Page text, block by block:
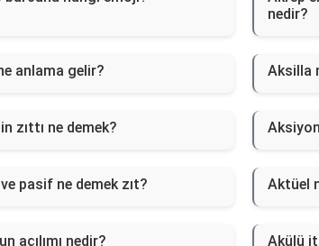
nedir?
anlama gelir? Aksilla
zıttı ne demek?
pasif ne demek zıt? Aktüel
açılımı nedir?
Akülü